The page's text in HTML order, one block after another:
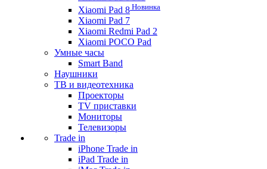
Xiaomi Pad 8 Новинка
Xiaomi Pad 7
Xiaomi Redmi Pad 2
Xiaomi POCO Pad
Умные часы
Smart Band
Наушники
ТВ и видеотехника
Проекторы
TV приставки
Мониторы
Телевизоры
Trade in
iPhone Trade in
iPad Trade in